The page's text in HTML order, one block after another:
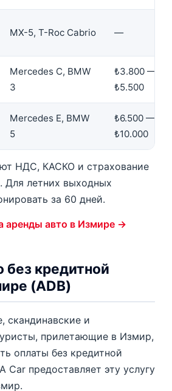
MX-5, T-Roc Cabrio —
Mercedes C, BMW
3
₺3.800 —
₺5.500
Mercedes E, BMW
5
₺6.500 —
₺10.000
НДС, КАСКО и страхование
Для летних выходных
за 60 дней.
аренды авто в Измире →
без кредитной
(ADB)
скандинавские и
прилетающие в Измир,
оплаты без кредитной
Car предоставляет эту услугу